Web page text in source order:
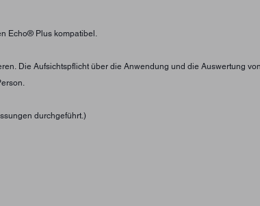
Echo® Plus kompatibel.
Die Aufsichtspflicht über die Anwendung und die Auswertung
durchgeführt.)